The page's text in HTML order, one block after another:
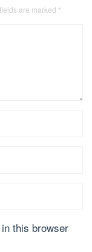
are marked *
this browser